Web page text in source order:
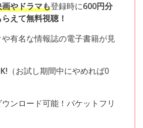
やドラマも登録時に600円分
えて無料視聴！
有名な情報誌の電子書籍が見
（お試し期間中にやめれば0
ンロード可能！パケットフリ